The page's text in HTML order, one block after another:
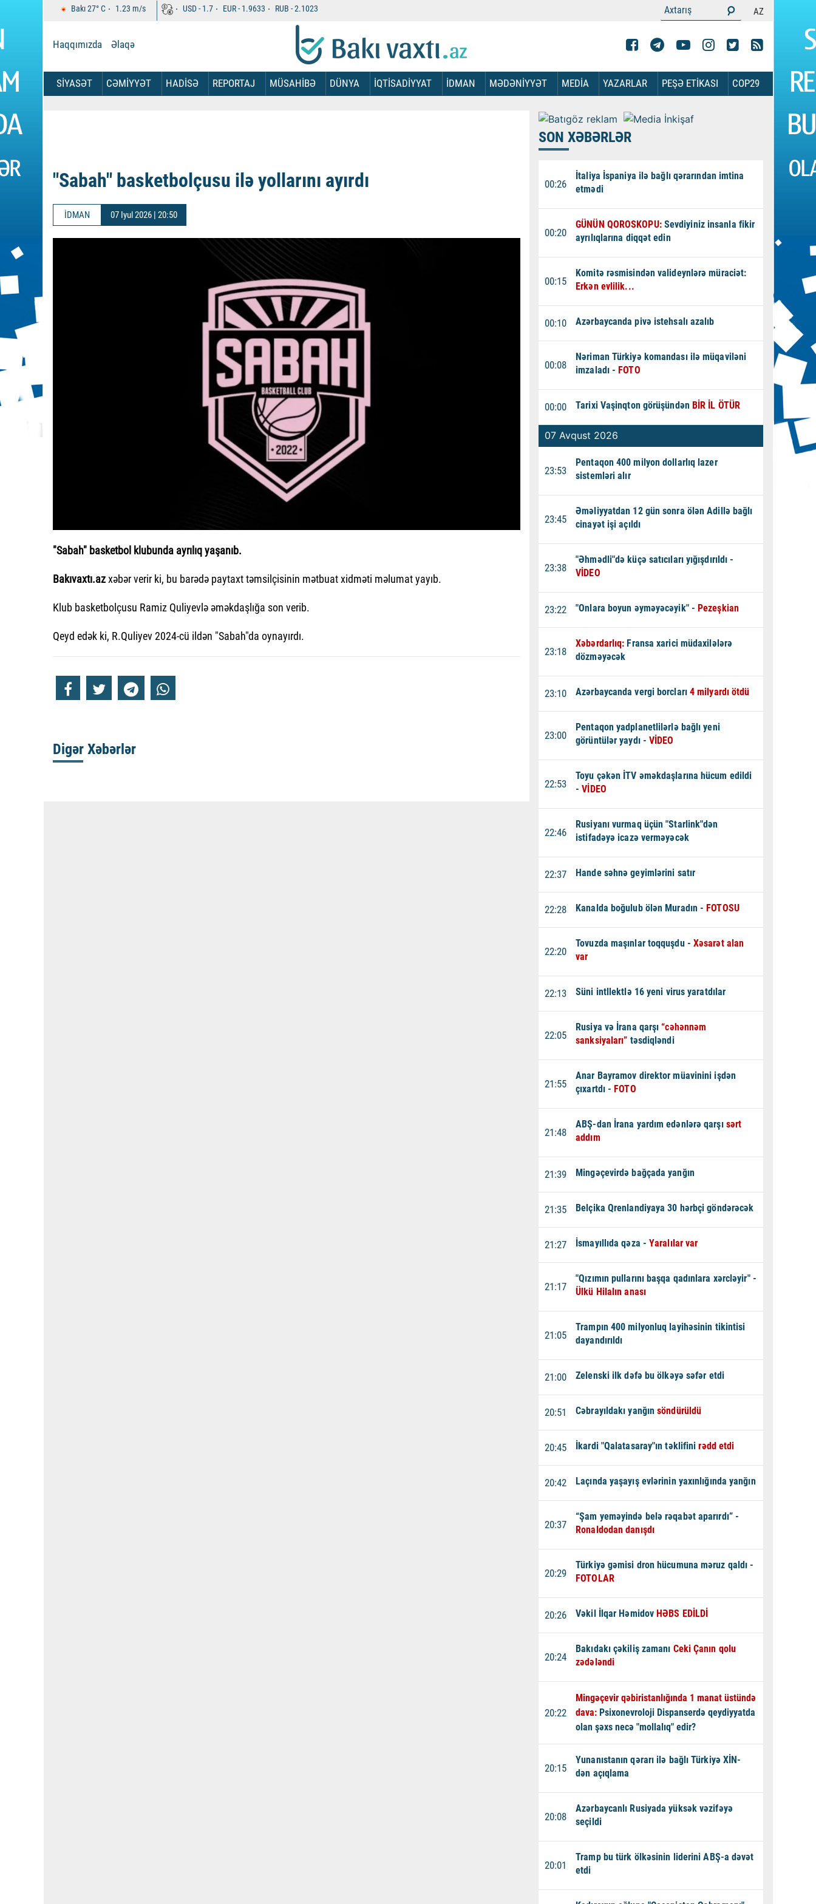
Bakı27°C 1.23 m/s USD -1.7 EUR -1.9633 RUB -2.1023 AZ
Haqqımızda Əlaqə
SİYASƏT CƏMİYYƏT HADİSƏ REPORTAJ MÜSAHİBƏ DÜNYA İQTİSADİYYAT İDMAN MƏDƏNİYYƏT MEDİA YAZARLAR PEŞƏ ETİKASI COP29
"Sabah" basketbolçusu ilə yollarını ayırdı
İDMAN 07 Iyul 2026 | 20:50
"Sabah" basketbol klubunda ayrılıq yaşanıb.
Bakıvaxtı.azxəbər verir ki, bu barədə paytaxt təmsilçisinin mətbuat xidməti məlumat yayıb.
Klub basketbolçusu Ramiz Quliyevlə əməkdaşlığa son verib.
Qeyd edək ki, R.Quliyev 2024-cü ildən "Sabah"da oynayırdı.
Digər Xəbərlər
SON XƏBƏRLƏR
00:26
İtaliya İspaniya ilə bağlı qərarından imtina
etmədi
00:20
GÜNÜN QOROSKOPU: Sevdiyiniz insanla fikir
ayrılıqlarına diqqət edin
00:15
Komitə rəsmisindən valideynlərə müraciət:
Erkən evlilik...
00:10 Azərbaycanda pivə istehsalı azalıb
00:08
Nəriman Türkiyə komandası ilə müqaviləni
imzaladı - FOTO
00:00 Tarixi Vaşinqton görüşündən BİR İL ÖTÜR
07 Avqust 2026
23:53
Pentaqon 400 milyon dollarlıq lazer
sistemləri alır
23:45
Əməliyyatdan 12 gün sonra ölən Adillə bağlı
cinayət işi açıldı
23:38
"Əhmədli"də küçə satıcıları yığışdırıldı -
VİDEO
23:22 "Onlara boyun əyməyəcəyik" - Pezeşkian
23:18
Xəbərdarlıq: Fransa xarici müdaxilələrə
dözməyəcək
23:10 Azərbaycanda vergi borcları 4 milyardı ötdü
23:00
Pentaqon yadplanetlilərlə bağlı yeni
görüntülər yaydı -VİDEO
22:53
Toyu çəkən İTV əməkdaşlarına hücum edildi
- VİDEO
22:46
Rusiyanı vurmaq üçün "Starlink"dən
istifadəyə icazə verməyəcək
22:37 Hande səhnə geyimlərini satır
22:28 Kanalda boğulub ölən Muradın - FOTOSU
22:20
Tovuzda maşınlar toqquşdu - Xəsarət alan
var
22:13 Süni intllektlə 16 yeni virus yaratdılar
22:05
Rusiya və İrana qarşı “cəhənnəm
sanksiyaları” təsdiqləndi
21:55
Anar Bayramov direktor müavinini işdən
çıxartdı - FOTO
21:48
ABŞ-dan İrana yardım edənlərə qarşı sərt
addım
21:39 Mingəçevirdə bağçada yanğın
21:35 Belçika Qrenlandiyaya 30 hərbçi göndərəcək
21:27 İsmayıllıda qəza -Yaralılar var
21:17
"Qızımın pullarını başqa qadınlara xərcləyir" -
Ülkü Hilalın anası
21:05
Trampın 400 milyonluq layihəsinin tikintisi
dayandırıldı
21:00 Zelenski ilk dəfə bu ölkəyə səfər etdi
20:51 Cəbrayıldakı yanğınsöndürüldü
20:45 İkardi "Qalatasaray"ın təklifinirədd etdi
20:42 Laçında yaşayış evlərinin yaxınlığında yanğın
20:37
“Şam yeməyində belə rəqabət aparırdı” -
Ronaldodan danışdı
20:29
Türkiyə gəmisi dron hücumuna məruz qaldı -
FOTOLAR
20:26 Vəkil İlqar Həmidov HƏBS EDİLDİ
20:24
Bakıdakı çəkiliş zamanı Ceki Çanın qolu
zədələndi
20:22
Mingəçevir qəbiristanlığında 1 manat üstündə
dava: Psixonevroloji Dispanserdə qeydiyyatda
olan şəxs necə "mollalıq" edir?
20:15
Yunanıstanın qərarı ilə bağlı Türkiyə XİN-
dən açıqlama
20:08
Azərbaycanlı Rusiyada yüksək vəzifəyə
seçildi
20:01
Tramp bu türk ölkəsinin liderini ABŞ-a dəvət
etdi